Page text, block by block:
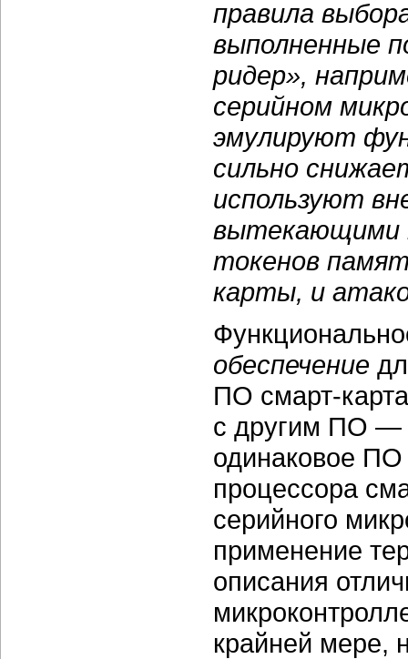
правила
выполненные
ридер»,
серийном
эмулируют
сильно
используют
вытекающими
токенов
карты, и
обеспечение
ПО смарт-
с другим ПО —
одинаковое ПО
процессора
серийного
применение
описания
крайней мере,